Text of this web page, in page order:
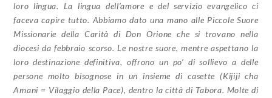
loro lingua. La lingua dell’amore e del servizio evangelico ci
faceva capire tutto. Abbiamo dato una mano alle Piccole Suore
Missionarie della Carità di Don Orione che si trovano nella
diocesi da febbraio scorso. Le nostre suore, mentre aspettano la
loro destinazione definitiva, offrono un po’ di sollievo a delle
persone molto bisognose in un insieme di casette (Kijiji cha
Amani = Vilaggio della Pace), dentro la città di Tabora. Molte di